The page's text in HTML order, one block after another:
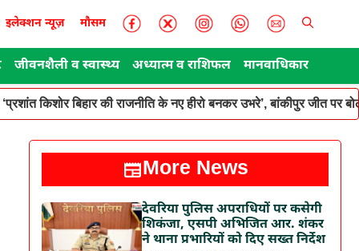
इलेक्शन न्यूज़ मौसम
जीवनशैली व स्वास्थ्य अध्यात्म व राशिफल मानवाधिकार
‘प्रशांत किशोर बिहार की राजनीति के नए हीरो बनकर उभरे’, बांकीपुर जीत पर
More News
देवरिया पुलिस अपराधियों पर कसेगी
शिकंजा, एसपी अभिजित आर. शंकर
ने थाना प्रभारियों को दिए सख्त निर्देश